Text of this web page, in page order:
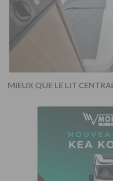
MIEUX QUE LE LIT CENTRAL